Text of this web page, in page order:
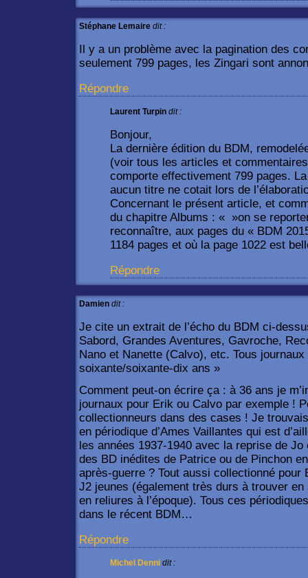
Stéphane Lemaire dit :
Il y a un problème avec la pagination des
seulement 799 pages, les Zingari sont
Répondre
Laurent Turpin dit :
Bonjour,
La dernière édition du BDM,
(voir tous les articles et
comporte effectivement 799 pages.
aucun titre ne cotait lors de
Concernant le présent article, et
du chapitre Albums : « »on se
reconnaître, aux pages du « BDM
1184 pages et où la page 1022 est
Répondre
Damien dit :
Je cite un extrait de l’écho du BDM ci-
Sabord, Grandes Aventures, Gavroche,
Nano et Nanette (Calvo), etc. Tous
soixante/soixante-dix ans »
Comment peut-on écrire ça : à 36 ans je
journaux pour Erik ou Calvo par exemple !
collectionneurs dans des cases ! Je
en périodique d’Ames Vaillantes qui est
les années 1937-1940 avec la reprise de Jo
des BD inédites de Patrice ou de Pinchon
après-guerre ? Tout aussi collectionné pour
J2 jeunes (également très durs à trouver
en reliures à l’époque). Tous ces
dans le récent BDM…
Répondre
Michel Denni dit :